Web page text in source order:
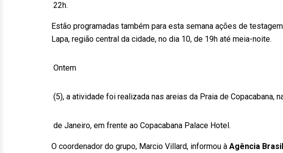
22h.
Estão programadas também para esta semana ações de
Lapa, região central da cidade, no dia 10, de 19h até meia-noite.
Ontem
(5), a atividade foi realizada nas areias da Praia de Copacabana,
de Janeiro, em frente ao Copacabana Palace Hotel.
O coordenador do grupo, Marcio Villard, informou à Agência Brasil